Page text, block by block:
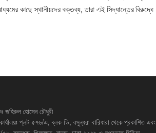
কাছে স্থানীয়দের বক্তব্য, তারা এই সিদ্ধান্তের বিরুদ্ধে
জহিরুল হোসেন চৌধুরী
প্লট-৫৭৬/এ, ব্লক-ডি, বসুন্ধরা বারিধারা থেকে প্রকাশিত এবং